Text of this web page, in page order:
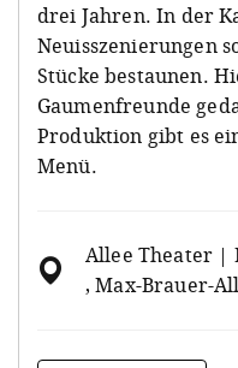
drei Jahren. In der
Neuisszenierungen
Stücke bestaunen.
Gaumenfreunde
Produktion gibt es
Menü.
Allee Theater |
, Max-Brauer-